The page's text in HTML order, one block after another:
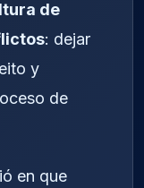
de
: dejar
y
de
en que